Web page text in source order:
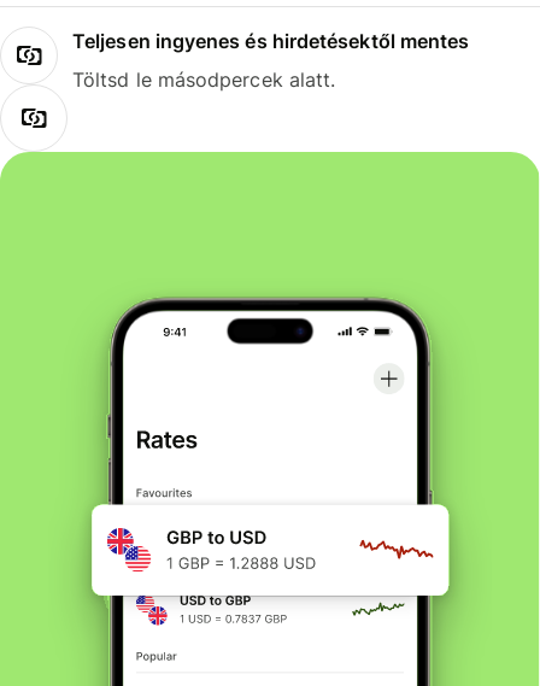
Teljesen ingyenes és hirdetésektől mentes
Töltsd le másodpercek alatt.